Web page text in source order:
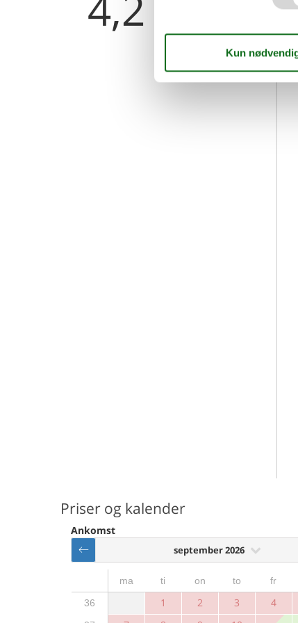
Priser og kalender
Ankomst
september 2026
ma ti on to fr
36
1 2 3 4